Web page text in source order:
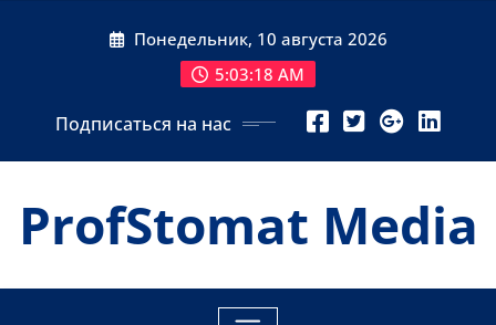
Понедельник, 10 августа 2026
5:03:19 AM
Подписаться на нас
ProfStomat Media